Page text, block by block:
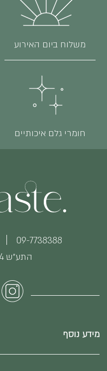
משלוח ביום האירוע
חומרי גלם איכותיים
התע״ש 24 כפר סבא
09-7738388
מידע נוסף